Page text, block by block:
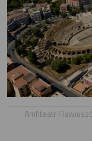
Amfiteatr